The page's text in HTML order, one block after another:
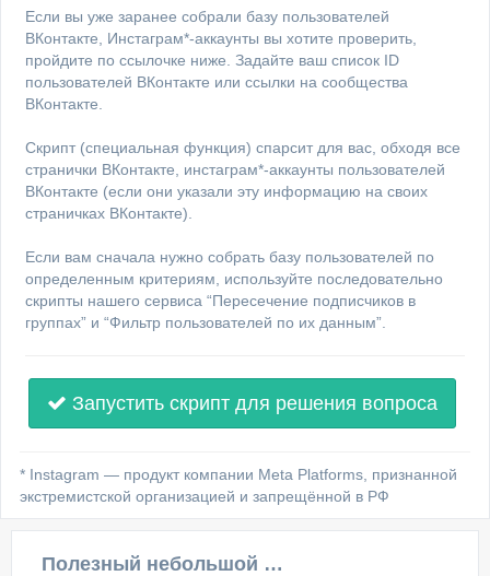
Если вы уже заранее собрали базу пользователей
ВКонтакте, Инстаграм*-аккаунты вы хотите проверить,
пройдите по ссылочке ниже. Задайте ваш список ID
пользователей ВКонтакте или ссылки на сообщества
ВКонтакте.
Скрипт (специальная функция) спарсит для вас, обходя все
странички ВКонтакте, инстаграм*-аккаунты пользователей
ВКонтакте (если они указали эту информацию на своих
страничках ВКонтакте).
Если вам сначала нужно собрать базу пользователей по
определенным критериям, используйте последовательно
скрипты нашего сервиса “Пересечение подписчиков в
группах” и “Фильтр пользователей по их данным”.
Запустить скрипт для решения вопроса
* Instagram — продукт компании Meta Platforms, признанной
экстремистской организацией и запрещённой в РФ
Полезный небольшой видеоурок по этой теме